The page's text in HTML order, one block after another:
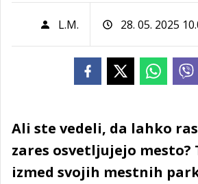
L.M. 28. 05. 2025
Ali ste vedeli, da lahko
zares osvetljujejo mesto?
izmed svojih mestnih